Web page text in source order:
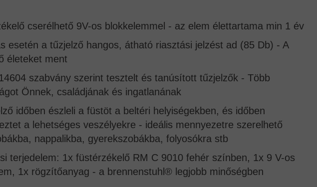
cserélhető 9V-os blokkelemmel - az elem élettartama min 1 év
esetén a tűzjelző hangos, átható riasztási jelzést ad (85 Db) - A
életeket ment
szabvány szerint tesztelt és tanúsított tűzjelzők - Több
Önnek, családjának és ingatlanának
időben észleli a füstöt a beltéri helyiségekben, és időben
a lehetséges veszélyekre - ideális mennyezetre szerelhető
nappalikba, gyerekszobákba, folyosókra stb
terjedelem: 1x füstérzékelő RM C 9010 fehér színben, 1x 9 V-os
1x rögzítőanyag - a brennenstuhl® legjobb minőségben